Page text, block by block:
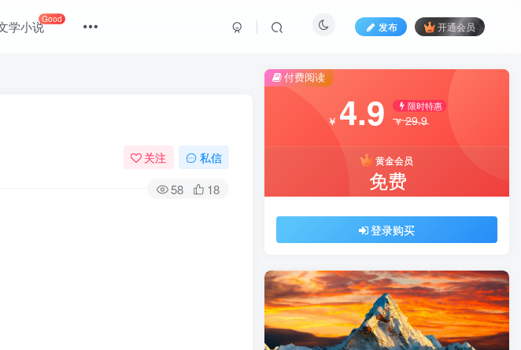
学小说Good
发布 开通会员
关注 私信
58 18
付费阅读
￥ 4.9 限时特惠
￥29.9
黄金会员
免费
登录购买